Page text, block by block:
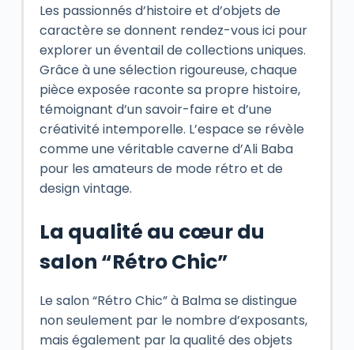
Les passionnés d’histoire et d’objets de
caractère se donnent rendez-vous ici pour
explorer un éventail de collections uniques.
Grâce à une sélection rigoureuse, chaque
pièce exposée raconte sa propre histoire,
témoignant d’un savoir-faire et d’une
créativité intemporelle. L’espace se révèle
comme une véritable caverne d’Ali Baba
pour les amateurs de mode rétro et de
design vintage.
La qualité au cœur du
salon “Rétro Chic”
Le salon “Rétro Chic” à Balma se distingue
non seulement par le nombre d’exposants,
mais également par la qualité des objets